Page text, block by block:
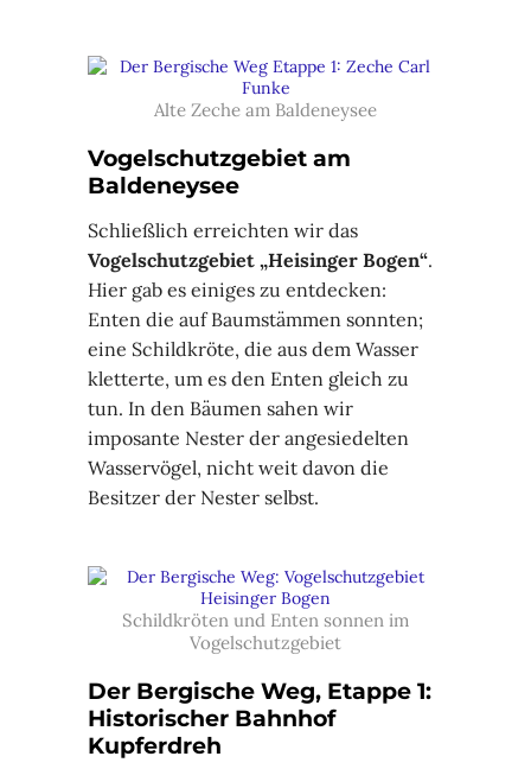
Alte Zeche am Baldeneysee
Vogelschutzgebiet am
Baldeneysee
Schließlich erreichten wir das
Vogelschutzgebiet „Heisinger Bogen“.
Hier gab es einiges zu entdecken:
Enten die auf Baumstämmen sonnten;
eine Schildkröte, die aus dem Wasser
kletterte, um es den Enten gleich zu
tun. In den Bäumen sahen wir
imposante Nester der angesiedelten
Wasservögel, nicht weit davon die
Besitzer der Nester selbst.
Schildkröten und Enten sonnen im
Vogelschutzgebiet
Der Bergische Weg, Etappe 1:
Historischer Bahnhof
Kupferdreh